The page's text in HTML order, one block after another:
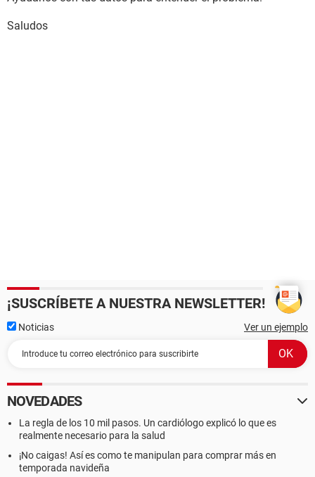
Saludos
¡SUSCRÍBETE A NUESTRA NEWSLETTER!
Noticias Ver un ejemplo
NOVEDADES
La regla de los 10 mil pasos. Un cardiólogo explicó lo que es
realmente necesario para la salud
¡No caigas! Así es como te manipulan para comprar más en
temporada navideña